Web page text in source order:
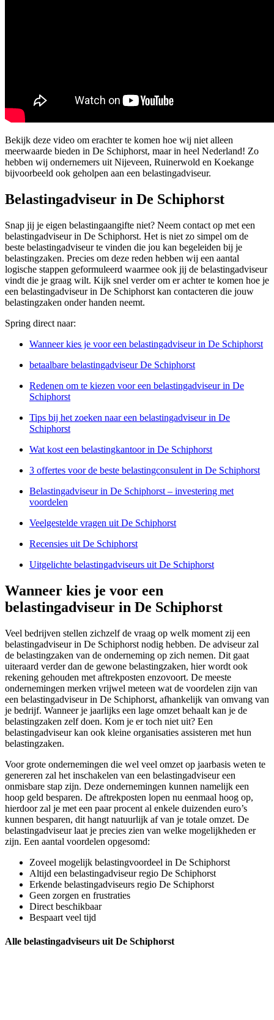
Bekijk deze video om erachter te komen hoe wij niet alleen
meerwaarde bieden in De Schiphorst, maar in heel Nederland! Zo
hebben wij ondernemers uit Nijeveen, Ruinerwold en Koekange
bijvoorbeeld ook geholpen aan een belastingadviseur.
Belastingadviseur in De Schiphorst
Snap jij je eigen belastingaangifte niet? Neem contact op met een
belastingadviseur in De Schiphorst. Het is niet zo simpel om de
beste belastingadviseur te vinden die jou kan begeleiden bij je
belastingzaken. Precies om deze reden hebben wij een aantal
logische stappen geformuleerd waarmee ook jij de belastingadviseur
vindt die je graag wilt. Kijk snel verder om er achter te komen hoe je
een belastingadviseur in De Schiphorst kan contacteren die jouw
belastingzaken onder handen neemt.
Spring direct naar:
Wanneer kies je voor een belastingadviseur in De Schiphorst
betaalbare belastingadviseur De Schiphorst
Redenen om te kiezen voor een belastingadviseur in De
Schiphorst
Tips bij het zoeken naar een belastingadviseur in De
Schiphorst
Wat kost een belastingkantoor in De Schiphorst
3 offertes voor de beste belastingconsulent in De Schiphorst
Belastingadviseur in De Schiphorst – investering met
voordelen
Veelgestelde vragen uit De Schiphorst
Recensies uit De Schiphorst
Uitgelichte belastingadviseurs uit De Schiphorst
Wanneer kies je voor een
belastingadviseur in De Schiphorst
Veel bedrijven stellen zichzelf de vraag op welk moment zij een
belastingadviseur in De Schiphorst nodig hebben. De adviseur zal
de belastingzaken van de onderneming op zich nemen. Dit gaat
uiteraard verder dan de gewone belastingzaken, hier wordt ook
rekening gehouden met aftrekposten enzovoort. De meeste
ondernemingen merken vrijwel meteen wat de voordelen zijn van
een belastingadviseur in De Schiphorst, afhankelijk van omvang van
je bedrijf. Wanneer je jaarlijks een lage omzet behaalt kan je de
belastingzaken zelf doen. Kom je er toch niet uit? Een
belastingadviseur kan ook kleine organisaties assisteren met hun
belastingzaken.
Voor grote ondernemingen die wel veel omzet op jaarbasis weten te
genereren zal het inschakelen van een belastingadviseur een
onmisbare stap zijn. Deze ondernemingen kunnen namelijk een
hoop geld besparen. De aftrekposten lopen nu eenmaal hoog op,
hierdoor zal je met een paar procent al enkele duizenden euro’s
kunnen besparen, dit hangt natuurlijk af van je totale omzet. De
belastingadviseur laat je precies zien van welke mogelijkheden er
zijn. Een aantal voordelen opgesomd:
Zoveel mogelijk belastingvoordeel in De Schiphorst
Altijd een belastingadviseur regio De Schiphorst
Erkende belastingadviseurs regio De Schiphorst
Geen zorgen en frustraties
Direct beschikbaar
Bespaart veel tijd
Alle belastingadviseurs uit De Schiphorst